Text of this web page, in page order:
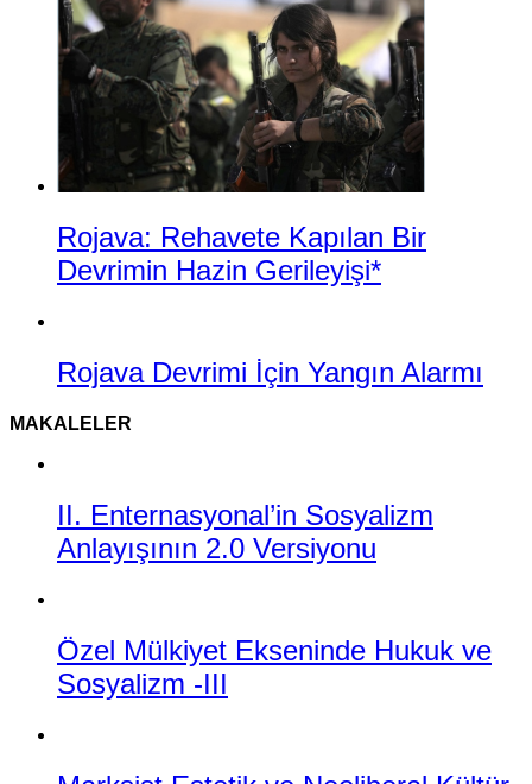
Rojava: Rehavete Kapılan Bir
Devrimin Hazin Gerileyişi*
Rojava Devrimi İçin Yangın Alarmı
MAKALELER
II. Enternasyonal’in Sosyalizm
Anlayışının 2.0 Versiyonu
Özel Mülkiyet Ekseninde Hukuk ve
Sosyalizm -III